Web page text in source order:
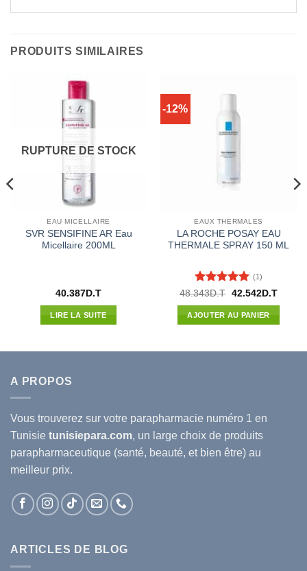
PRODUITS SIMILAIRES
RUPTURE DE STOCK
EAU MICELLAIRE
SVR SENSIFINE AR Eau
Micellaire 200ML
40.387 D.T
LIRE LA SUITE
-12%
EAUX THERMALES
LA ROCHE POSAY EAU
THERMALE SPRAY 150 ML
Note5 sur
5
(1)
48.343D.T Le
initial
était :
42.542D.TLe
AJOUTER AU PANIER
A PROPOS
Vous trouverez sur votre parapharmacie numéro 1 en
Tunisie tunisiepara.com, un large choix de produits
parapharmaceutique (santé, beauté, et bien être) au
meilleur prix.
ARTICLES DE BLOG